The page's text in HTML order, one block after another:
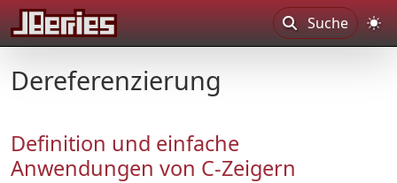
Suche
Dereferenzierung
Definition und einfache
Anwendungen von C-Zeigern